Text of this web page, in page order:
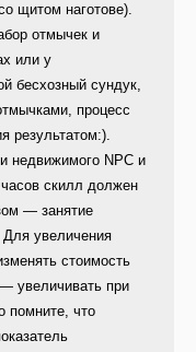
щитом наготове).
отмычек и
или у
бесхозный сундук,
процесс
результатом:).
недвижимого NPC и
скилл должен
— занятие
увеличения
стоимость
увеличивать при
помните, что